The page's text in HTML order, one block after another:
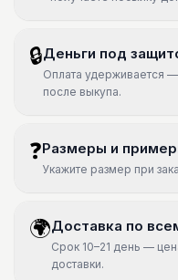
🔒Деньги под
Оплата удерживается
после выкупа.
❓Размеры и
Укажите размер при
🌍Доставка по
Срок 10–21 день —
доставки.